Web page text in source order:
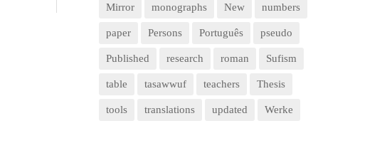
Mirror monographs New numbers
paper Persons Português pseudo
Published research roman Sufism
table tasawwuf teachers Thesis
tools translations updated Werke